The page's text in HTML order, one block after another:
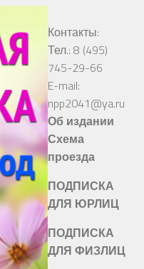
Контакты:
Тел.: 8 (495)
745-29-66
E-mail:
npp2041@ya.ru
Об издании
Схема
проезда
ПОДПИСКА
ДЛЯ ЮРЛИЦ
ПОДПИСКА
ДЛЯ ФИЗЛИЦ